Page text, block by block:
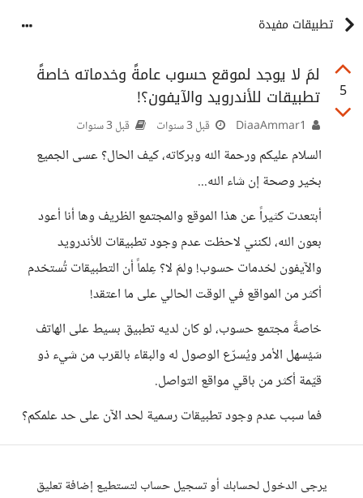
تطبيقات مفيدة
5
لمَ لا يوجد لموقع حسوب عامةً وخدماته خاصةً
تطبيقات للأندرويد والآيفون؟!
قبل 3 سنوات قبل 3 سنوات
السلام عليكم ورحمة الله وبركاته، كيف الحال؟ عسى الجميع
بخير وصحة إن شاء الله...
أبتعدت كثيراً عن هذا الموقع والمجتمع الظريف وها أنا أعود
بعون الله، لكنني لاحظت عدم وجود تطبيقات للأندرويد
والآيفون لخدمات حسوب! ولمَ لا؟ عِلماً أن التطبيقات تُستخدم
أكثر من المواقع في الوقت الحالي على ما اعتقد!
خاصةً مجتمع حسوب، لو كان لديه تطبيق بسيط على الهاتف
سَيُسهل الأمر ويُسرّع الوصول له والبقاء بالقرب من شيء ذو
قيّمة أكثر من باقي مواقع التواصل.
فما سبب عدم وجود تطبيقات رسمية لحد الآن على حد علمكم؟
يرجى الدخول لحسابك أو تسجيل حساب لتستطيع إضافة تعليق